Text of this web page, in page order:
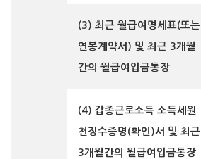
(3) 최근 월급여명세표(또는
연봉계약서) 및 최근 3개월
간의 월급여입금통장
(4) 갑종근로소득 소득세원
천징수증명(확인)서 및 최근
3개월간의 월급여입금통장